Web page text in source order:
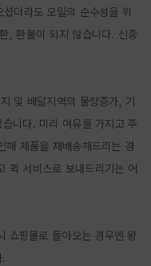
더라도 오일의 순수성을 위
, 환불이 되지 않습니다. 신중
및 배달지역의 물량증가, 기
니다. 미리 여유를 가지고 주
해 제품을 재배송해드리는 경
퀵 서비스로 보내드리기는 어
쇼핑몰로 돌아오는 경우엔 왕